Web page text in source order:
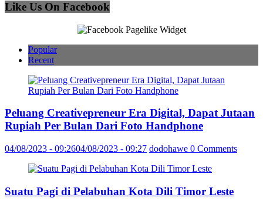
Like Us On Facebook
Popular
Recent
Peluang Creativepreneur Era Digital, Dapat Jutaan
Rupiah Per Bulan Dari Foto Handphone
04/08/2023 - 09:2604/08/2023 - 09:27 dodohawe 0 Comments
Suatu Pagi di Pelabuhan Kota Dili Timor Leste